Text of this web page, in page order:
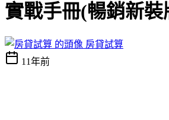
實戰手冊(暢銷新裝
房貸試算
11年前